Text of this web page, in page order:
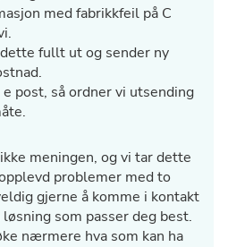
med fabrikkfeil på C
fullt ut og sender ny
post, så ordner vi utsending
meningen, og vi tar dette
problemer med to
gjerne å komme i kontakt
som passer deg best.
nærmere hva som kan ha